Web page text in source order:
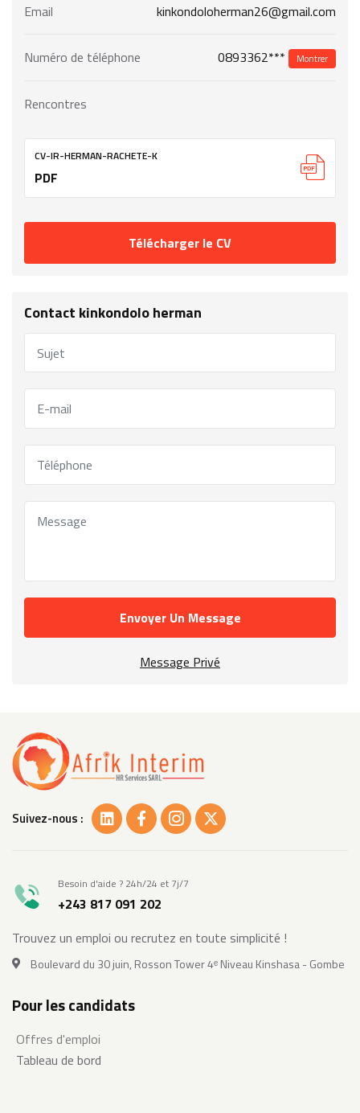
Email kinkondoloherman26@gmail.com
Numéro de téléphone 0893362*** Montrer
Rencontres
CV-IR-HERMAN-RACHETE-K
PDF
Télécharger le CV
Contact kinkondolo herman
Envoyer Un Message
Message Privé
Suivez-nous :
Besoin d'aide ? 24h/24 et 7j/7
+243 817 091 202
Trouvez un emploi ou recrutez en toute simplicité !
Boulevard du 30 juin, Rosson Tower 4ᵉ Niveau Kinshasa - Gombe
Pour les candidats
Offres d'emploi
Tableau de bord